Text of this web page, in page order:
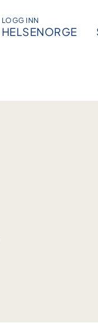
LOGG INN
HELSENORGE